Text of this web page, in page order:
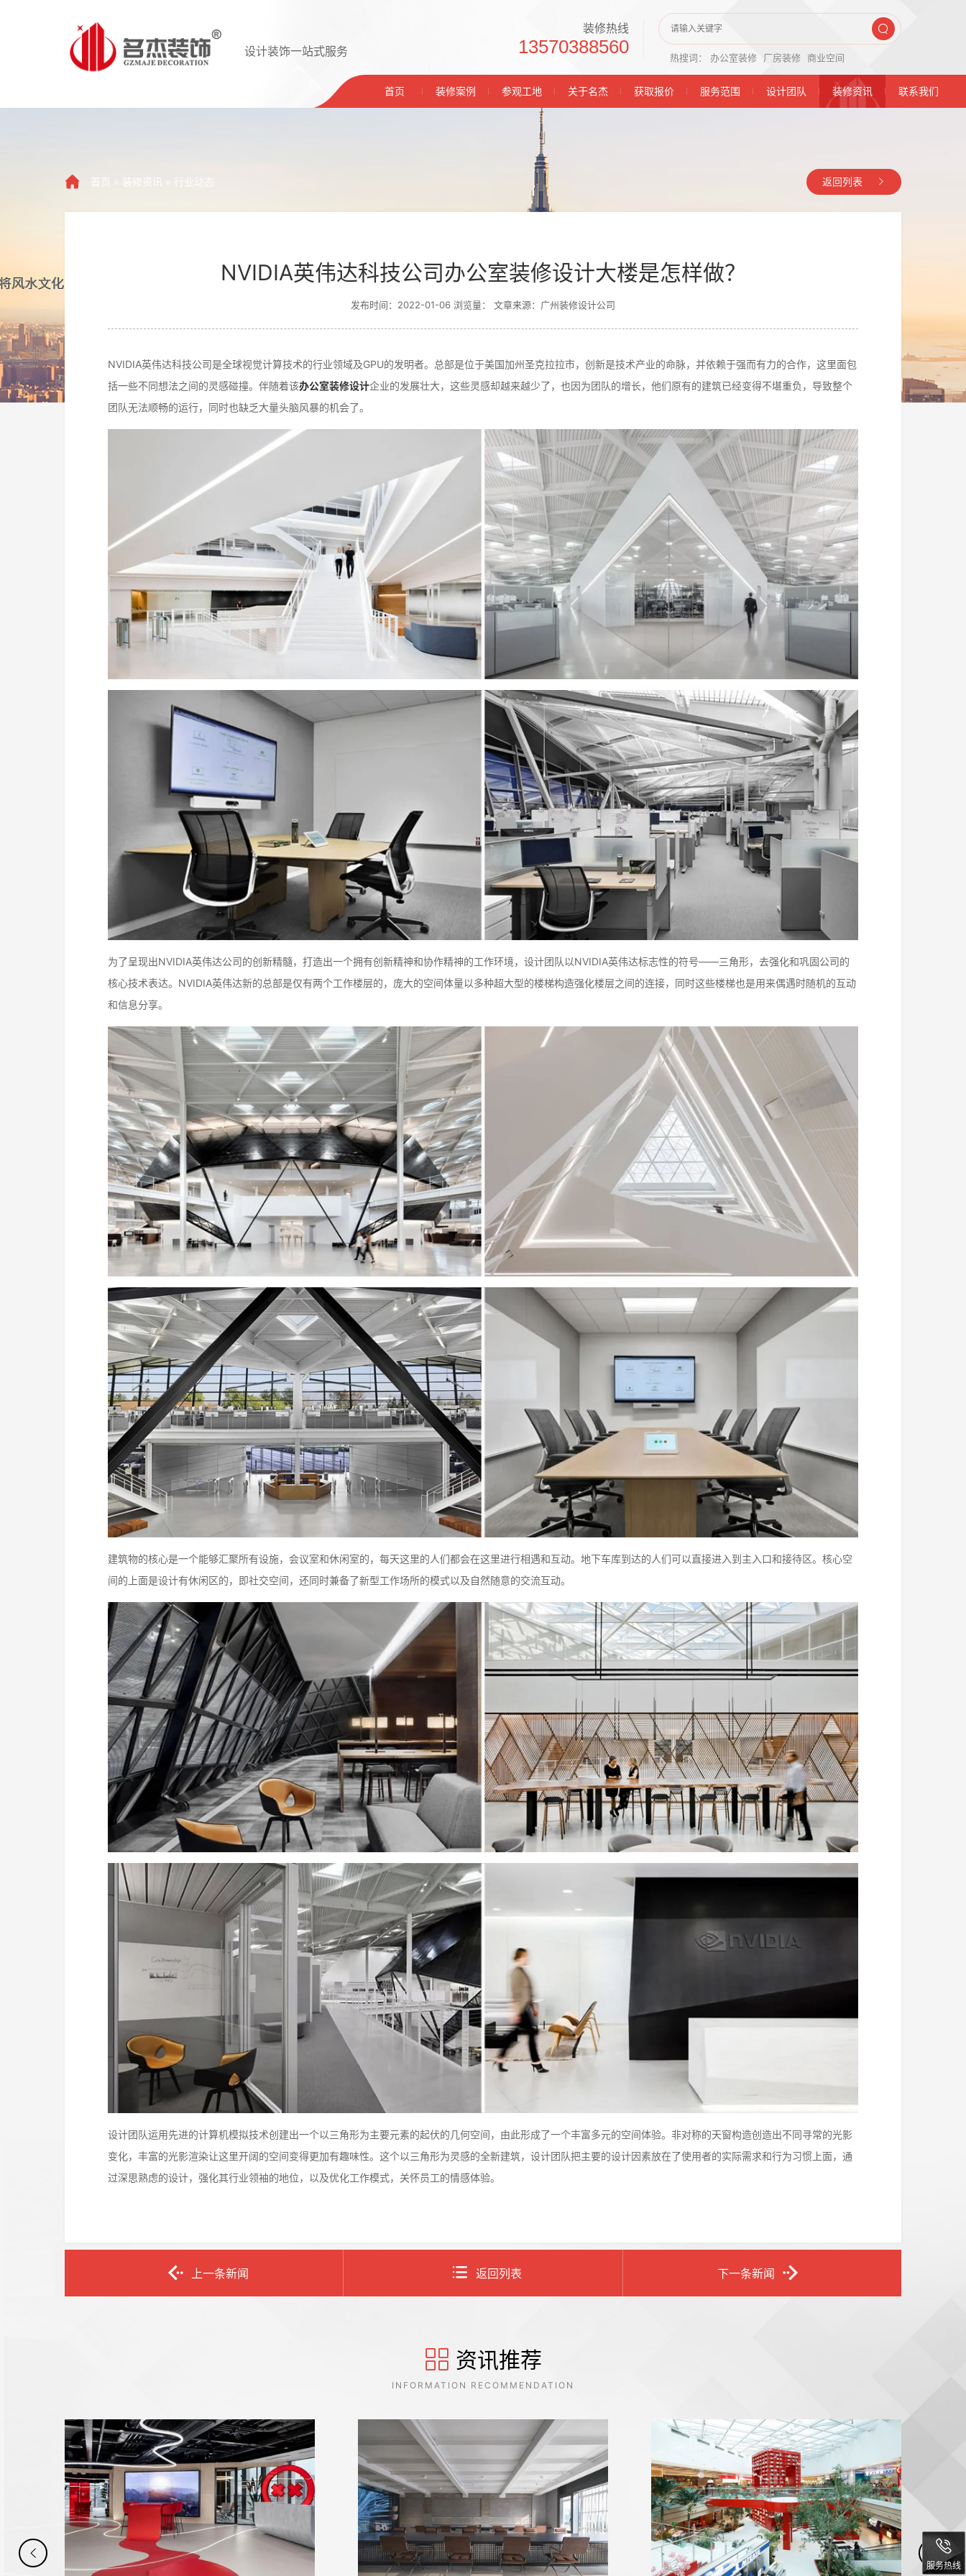
设计装饰一站式服务
装修热线
13570388560 热搜词： 办公室装修 厂房装修 商业空间
首页 装修案例 参观工地 关于名杰 获取报价 服务范围 设计团队 装修资讯 联系我们
首页 » 装修资讯 » 行业动态 返回列表
NVIDIA英伟达科技公司办公室装修设计大楼是怎样做？
发布时间：2022-01-06 浏览量： 文章来源：广州装修设计公司
NVIDIA英伟达科技公司是全球视觉计算技术的行业领域及GPU的发明者。总部是位于美国加州圣克拉拉市，创新是技术产业的命脉，并依赖于强而有力的合作，这里面包
括一些不同想法之间的灵感碰撞。伴随着该办公室装修设计企业的发展壮大，这些灵感却越来越少了，也因为团队的增长，他们原有的建筑已经变得不堪重负，导致整个
团队无法顺畅的运行，同时也缺乏大量头脑风暴的机会了。
为了呈现出NVIDIA英伟达公司的创新精髓，打造出一个拥有创新精神和协作精神的工作环境，设计团队以NVIDIA英伟达标志性的符号——三角形，去强化和巩固公司的
核心技术表达。NVIDIA英伟达新的总部是仅有两个工作楼层的，庞大的空间体量以多种超大型的楼梯构造强化楼层之间的连接，同时这些楼梯也是用来偶遇时随机的互动
和信息分享。
建筑物的核心是一个能够汇聚所有设施，会议室和休闲室的，每天这里的人们都会在这里进行相遇和互动。地下车库到达的人们可以直接进入到主入口和接待区。核心空
间的上面是设计有休闲区的，即社交空间，还同时兼备了新型工作场所的模式以及自然随意的交流互动。
设计团队运用先进的计算机模拟技术创建出一个以三角形为主要元素的起伏的几何空间，由此形成了一个丰富多元的空间体验。非对称的天窗构造创造出不同寻常的光影
变化，丰富的光影渲染让这里开阔的空间变得更加有趣味性。这个以三角形为灵感的全新建筑，设计团队把主要的设计因素放在了使用者的实际需求和行为习惯上面，通
过深思熟虑的设计，强化其行业领袖的地位，以及优化工作模式，关怀员工的情感体验。
上一条新闻 返回列表 下一条新闻
资讯推荐
INFORMATION RECOMMENDATION
服务热线